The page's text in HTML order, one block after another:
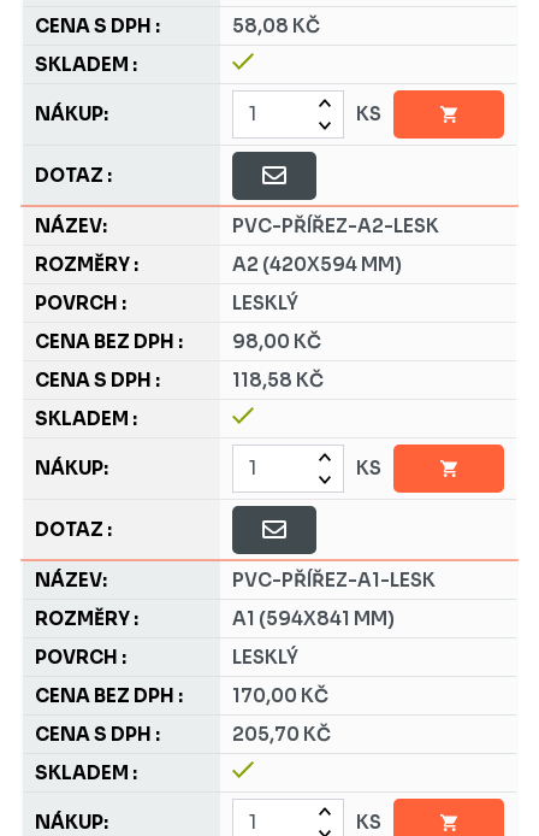
58,08 KČ
KS
PVC-PŘÍŘEZ-A2-LESK
A2 (420X594 MM)
LESKLÝ
98,00 KČ
118,58 KČ
KS
PVC-PŘÍŘEZ-A1-LESK
A1 (594X841 MM)
LESKLÝ
170,00 KČ
205,70 KČ
KS